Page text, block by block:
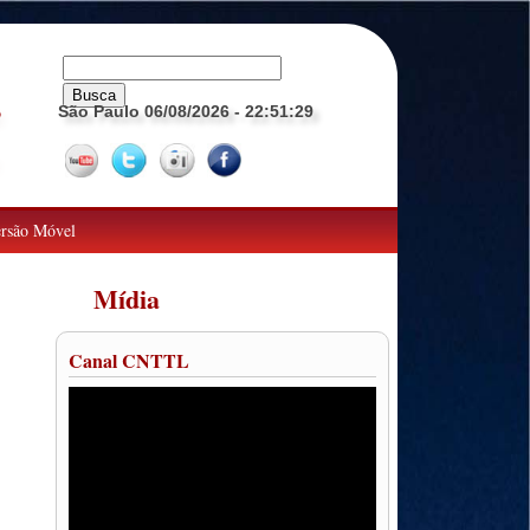
São Paulo 06/08/2026 - 22:51:30
Móvel
Mídia
Canal CNTTL